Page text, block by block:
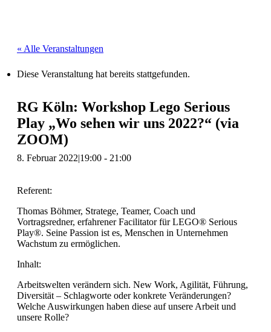
« Alle Veranstaltungen
Diese Veranstaltung hat bereits stattgefunden.
RG Köln: Workshop Lego Serious
Play „Wo sehen wir uns 2022?“ (via
ZOOM)
8. Februar 2022|19:00 - 21:00
Referent:
Thomas Böhmer, Stratege, Teamer, Coach und
Vortragsredner, erfahrener Facilitator für LEGO® Serious
Play®. Seine Passion ist es, Menschen in Unternehmen
Wachstum zu ermöglichen.
Inhalt:
Arbeitswelten verändern sich. New Work, Agilität, Führung,
Diversität – Schlagworte oder konkrete Veränderungen?
Welche Auswirkungen haben diese auf unsere Arbeit und
unsere Rolle?